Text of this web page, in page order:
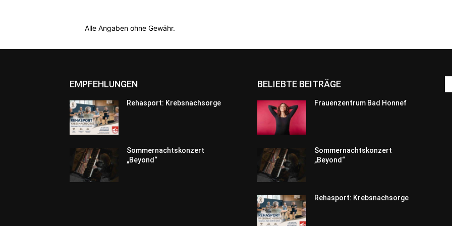
Alle Angaben ohne Gewähr.
EMPFEHLUNGEN
Rehasport: Krebsnachsorge
Sommernachtskonzert
„Beyond“
BELIEBTE BEITRÄGE
Frauenzentrum Bad Honnef
Sommernachtskonzert
„Beyond“
Rehasport: Krebsnachsorge